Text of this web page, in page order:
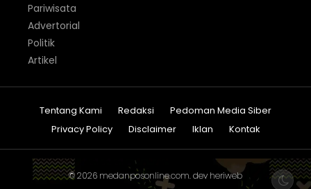
Pariwisata
Advertorial
Politik
Artikel
Tentang Kami Redaksi
Pedoman Media Siber
Privacy Policy
Disclaimer Iklan Kontak
© 2026 medanposonline.com. dev heriweb